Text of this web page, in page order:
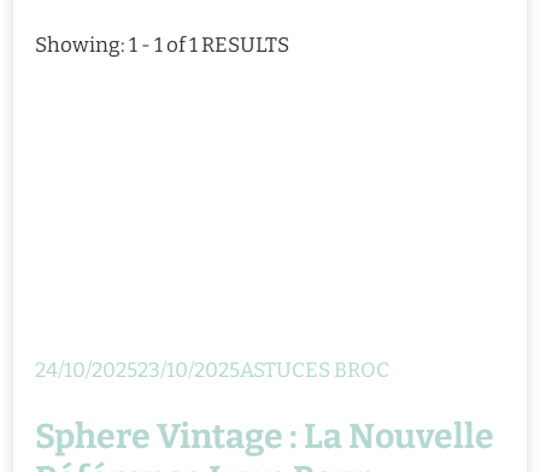
Showing: 1 - 1 of 1 RESULTS
24/10/202523/10/2025ASTUCES BROC
Sphere Vintage : La Nouvelle